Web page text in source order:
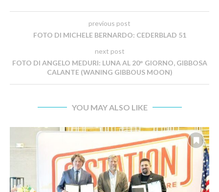
previous post
FOTO DI MICHELE BERNARDO: CEDERBLAD 51
next post
FOTO DI ANGELO MEDURI: LUNA AL 20° GIORNO, GIBBOSA
CALANTE (WANING GIBBOUS MOON)
YOU MAY ALSO LIKE